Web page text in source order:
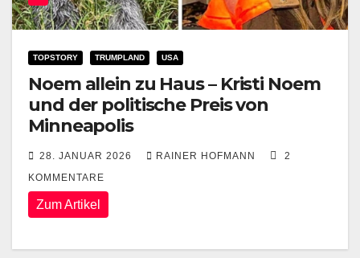
TOPSTORY TRUMPLAND USA
Noem allein zu Haus – Kristi Noem
und der politische Preis von
Minneapolis
28. JANUAR 2026 RAINER HOFMANN
2
KOMMENTARE
Zum Artikel